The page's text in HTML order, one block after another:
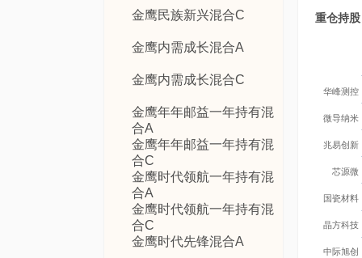
金鹰民族新兴混合C
金鹰内需成长混合A
金鹰内需成长混合C
金鹰年年邮益一年持有混
合A
金鹰年年邮益一年持有混
合C
金鹰时代领航一年持有混
合A
金鹰时代领航一年持有混
合C
金鹰时代先锋混合A
重仓持股
华峰测控
微导纳米
兆易创新
芯源微
国瓷材料
晶方科技
中际旭创